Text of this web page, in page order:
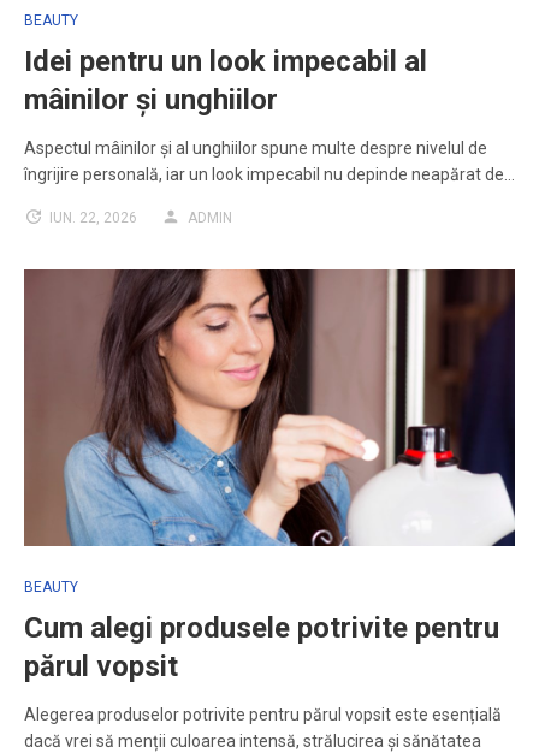
BEAUTY
Idei pentru un look impecabil al
mâinilor și unghiilor
Aspectul mâinilor și al unghiilor spune multe despre nivelul de
îngrijire personală, iar un look impecabil nu depinde neapărat de…
IUN. 22, 2026 ADMIN
BEAUTY
Cum alegi produsele potrivite pentru
părul vopsit
Alegerea produselor potrivite pentru părul vopsit este esențială
dacă vrei să menții culoarea intensă, strălucirea și sănătatea